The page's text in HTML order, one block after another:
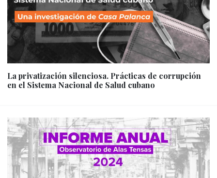
La privatización silenciosa. Prácticas de corrupción
en el Sistema Nacional de Salud cubano